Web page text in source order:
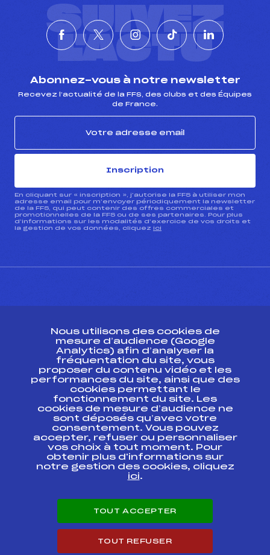
SUIVEZ
L'ACTU
Abonnez-vous à notre newsletter
Recevez l’actualité de la FFS, des clubs et des Équipes
de France.
Inscription
En cliquant sur « inscription », j’autorise la FFS à utiliser mon
adresse email pour m’envoyer périodiquement la newsletter
de la FFS, qui peut contenir des offres commerciales et
promotionnelles de la FFS ou de ses partenaires. Pour plus
d’informations sur les modalités d’exercice de vos droits et
la gestion de vos données, cliquez ici
ESPACE PRESSE
Ressources
Pass’Neige
Projet sportif fédéral
Projet de performance fédéral
Antidopage
Pôle Développement, Formation, Suivi
Scientifique
Listes ministérielles
Pôle vie de l’athlète
Carrières
Nous utilisons des cookies de
mesure d’audience (Google
Analytics) afin d’analyser la
fréquentation du site, vous
proposer du contenu vidéo et les
performances du site, ainsi que des
cookies permettant le
fonctionnement du site. Les
cookies de mesure d’audience ne
sont déposés qu’avec votre
consentement. Vous pouvez
accepter, refuser ou personnaliser
vos choix à tout moment. Pour
obtenir plus d'informations sur
notre gestion des cookies, cliquez
ici.
TOUT ACCEPTER
TOUT REFUSER